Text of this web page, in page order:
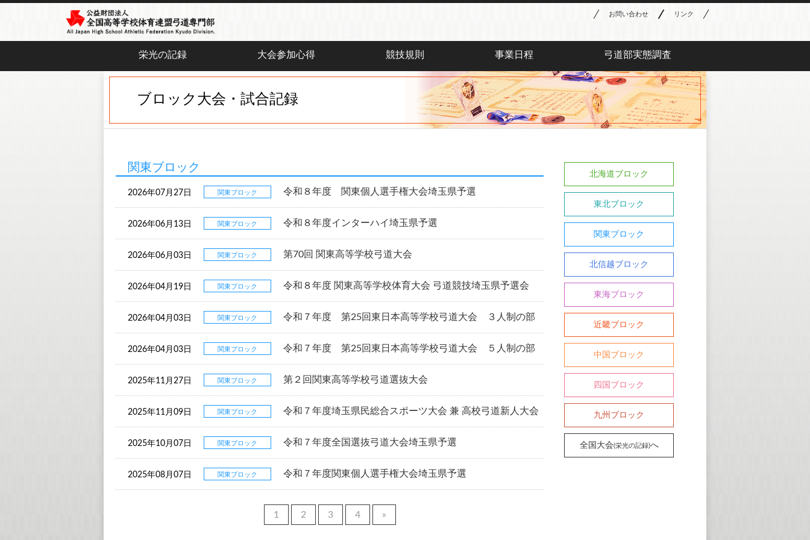
お問い合わせ リンク
栄光の記録 大会参加心得 競技規則 事業日程 弓道部実態調査
ブロック大会・試合記録
関東ブロック
2026年07月27日 関東ブロック 令和８年度 関東個人選手権大会埼玉県予選
2026年06月13日 関東ブロック 令和８年度インターハイ埼玉県予選
2026年06月03日 関東ブロック 第70回 関東高等学校弓道大会
2026年04月19日 関東ブロック 令和８年度 関東高等学校体育大会 弓道競技埼玉県予選会
2026年04月03日 関東ブロック 令和７年度 第25回東日本高等学校弓道大会 ３人制の部
2026年04月03日 関東ブロック 令和７年度 第25回東日本高等学校弓道大会 ５人制の部
2025年11月27日 関東ブロック 第２回関東高等学校弓道選抜大会
2025年11月09日 関東ブロック 令和７年度埼玉県民総合スポーツ大会 兼 高校弓道新人大会
2025年10月07日 関東ブロック 令和７年度全国選抜弓道大会埼玉県予選
2025年08月07日 関東ブロック 令和７年度関東個人選手権大会埼玉県予選
1 2 3 4 »
北海道ブロック
東北ブロック
関東ブロック
北信越ブロック
東海ブロック
近畿ブロック
中国ブロック
四国ブロック
九州ブロック
全国大会(栄光の記録)へ